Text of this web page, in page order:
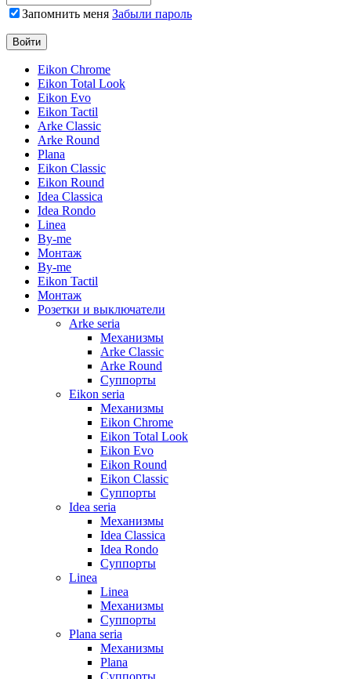
Запомнить меня Забыли пароль
Eikon Chrome
Eikon Total Look
Eikon Evo
Eikon Tactil
Arke Classic
Arke Round
Plana
Eikon Classic
Eikon Round
Idea Classica
Idea Rondo
Linea
By-me
Монтаж
By-me
Eikon Tactil
Монтаж
Розетки и выключатели
Arke seria
Механизмы
Arke Classic
Arke Round
Суппорты
Eikon seria
Механизмы
Eikon Chrome
Eikon Total Look
Eikon Evo
Eikon Round
Eikon Classic
Суппорты
Idea seria
Механизмы
Idea Classica
Idea Rondo
Суппорты
Linea
Linea
Механизмы
Суппорты
Plana seria
Механизмы
Plana
Суппорты